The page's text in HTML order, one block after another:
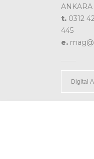
ANKARA
t. 0312
445
e.